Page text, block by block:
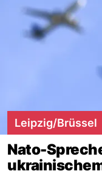
Leipzig/Brüssel
Nato-